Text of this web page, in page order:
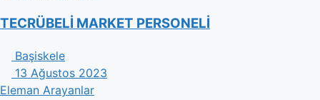
TECRÜBELİ MARKET PERSONELİ
Başiskele
13 Ağustos 2023
Eleman Arayanlar